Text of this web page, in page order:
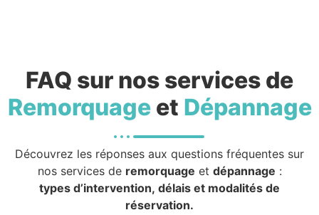
FAQ sur nos services de
Remorquageet Dépannage
Découvrez les réponses aux questions fréquentes sur
nos services de remorquage et dépannage :
types d’intervention, délais et modalités de
réservation.